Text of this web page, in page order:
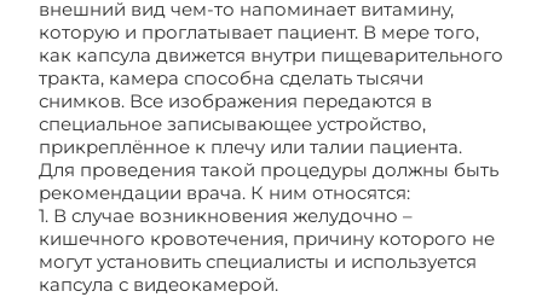
внешний вид чем-то напоминает витамину,
которую и проглатывает пациент. В мере того,
как капсула движется внутри пищеварительного
тракта, камера способна сделать тысячи
снимков. Все изображения передаются в
специальное записывающее устройство,
прикреплённое к плечу или талии пациента.
Для проведения такой процедуры должны быть
рекомендации врача. К ним относятся:
1. В случае возникновения желудочно –
кишечного кровотечения, причину которого не
могут установить специалисты и используется
капсула с видеокамерой.